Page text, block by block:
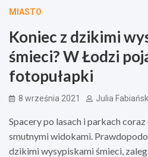
MIASTO
Koniec z dzikimi
śmieci? W Łodzi
fotopułapki
8 września 2021 Julia
Spacery po lasach i parkach
smutnymi widokami.
dzikimi wysypiskami śmieci,